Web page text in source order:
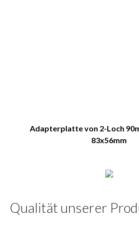
Adapterplatte von 2-Loch
83x56mm
Qualität unserer